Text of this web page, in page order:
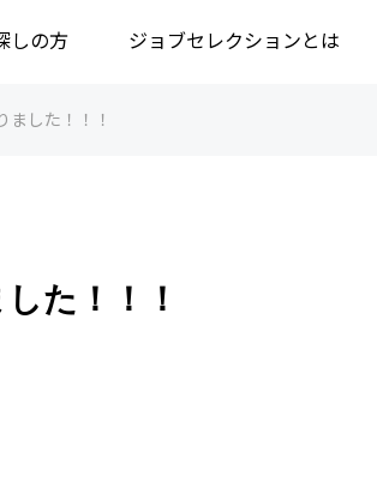
しの方 ジョブセレクションとは
ました！！！
た！！！